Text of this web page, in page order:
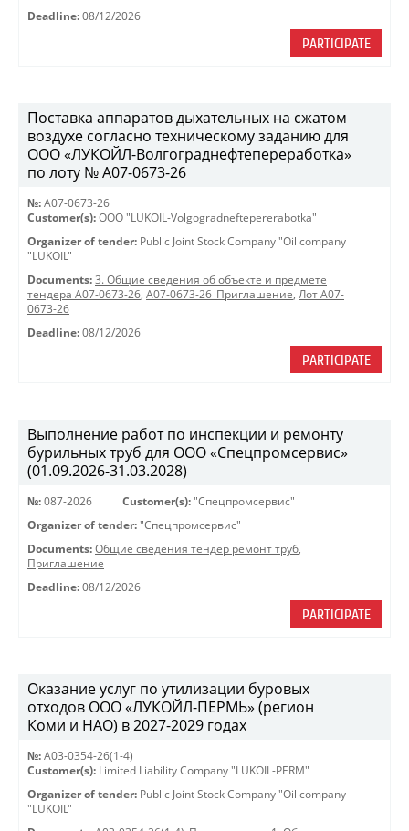
Deadline: 08/12/2026
PARTICIPATE
Поставка аппаратов дыхательных на сжатом
воздухе согласно техническому заданию для
ООО «ЛУКОЙЛ-Волгограднефтепереработка»
по лоту № A07-0673-26
№: A07-0673-26
Customer(s): OOO "LUKOIL-Volgogradneftepererabotka"
Organizer of tender: Public Joint Stock Company "Oil company
"LUKOIL"
Documents: 3. Общие сведения об объекте и предмете
тендера A07-0673-26, A07-0673-26_Приглашение, Лот A07-
0673-26
Deadline: 08/12/2026
PARTICIPATE
Выполнение работ по инспекции и ремонту
бурильных труб для ООО «Спецпромсервис»
(01.09.2026-31.03.2028)
№: 087-2026 Customer(s): "Спецпромсервис"
Organizer of tender: "Спецпромсервис"
Documents: Общие сведения тендер ремонт труб,
Приглашение
Deadline: 08/12/2026
PARTICIPATE
Оказание услуг по утилизации буровых
отходов ООО «ЛУКОЙЛ-ПЕРМЬ» (регион
Коми и НАО) в 2027-2029 годах
№: A03-0354-26(1-4)
Customer(s): Limited Liability Company "LUKOIL-PERM"
Organizer of tender: Public Joint Stock Company "Oil company
"LUKOIL"